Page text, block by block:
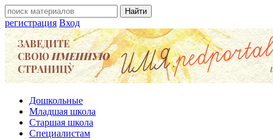
регистрация Вход
Дошкольные
Младшая школа
Старшая школа
Специалистам